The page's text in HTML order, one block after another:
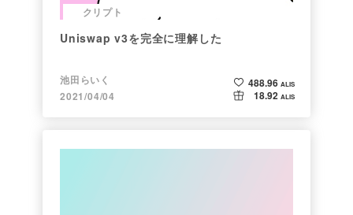
クリプト
Uniswap v3を完全に理解した
池田らいく
2021/04/04
488.96 ALIS
18.92 ALIS